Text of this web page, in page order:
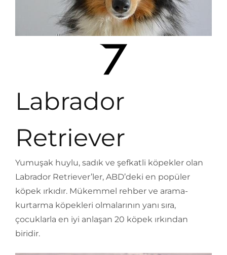
Labrador
Retriever
Yumuşak huylu, sadık ve şefkatli köpekler olan
Labrador Retriever’ler, ABD’deki en popüler
köpek ırkıdır. Mükemmel rehber ve arama-
kurtarma köpekleri olmalarının yanı sıra,
çocuklarla en iyi anlaşan 20 köpek ırkından
biridir.